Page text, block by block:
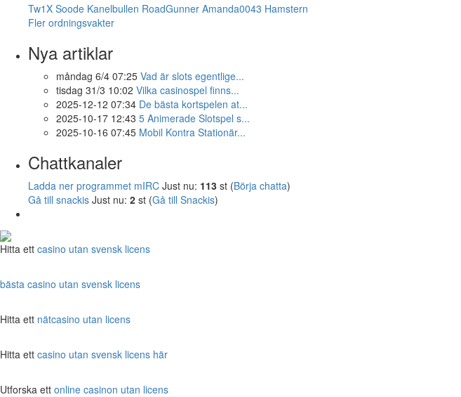
Tw1X Soode Kanelbullen RoadGunner Amanda0043 Hamstern
Fler ordningsvakter
Nya artiklar
måndag 6/4 07:25 Vad är slots egentlige...
tisdag 31/3 10:02 Vilka casinospel finns...
2025-12-12 07:34 De bästa kortspelen at...
2025-10-17 12:43 5 Animerade Slotspel s...
2025-10-16 07:45 Mobil Kontra Stationär...
Chattkanaler
Ladda ner programmet mIRC Just nu: 113 st (Börja chatta)
Gå till snackis Just nu: 2 st (Gå till Snackis)
Hitta ett casino utan svensk licens
bästa casino utan svensk licens
Hitta ett nätcasino utan licens
Hitta ett casino utan svensk licens här
Utforska ett online casinon utan licens